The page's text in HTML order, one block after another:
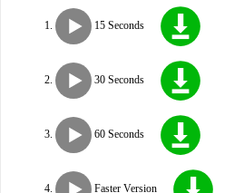
15 Seconds
30 Seconds
60 Seconds
Faster Version